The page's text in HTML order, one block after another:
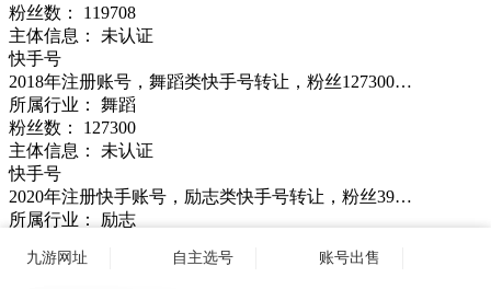
粉丝数：
119708
主体信息： 未认证
快手号
2018年注册账号，舞蹈类快手号转让，粉丝127300…
所属行业： 舞蹈
粉丝数：
127300
主体信息： 未认证
快手号
2020年注册快手账号，励志类快手号转让，粉丝39…
所属行业： 励志
主体信息： 未认证
九游网址 自主选号 账号出售